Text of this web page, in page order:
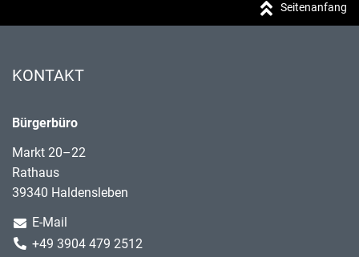
Seitenanfang
KONTAKT
Bürgerbüro
Markt 20–22
Rathaus
39340 Haldensleben
E-Mail
+49 3904 479 2512